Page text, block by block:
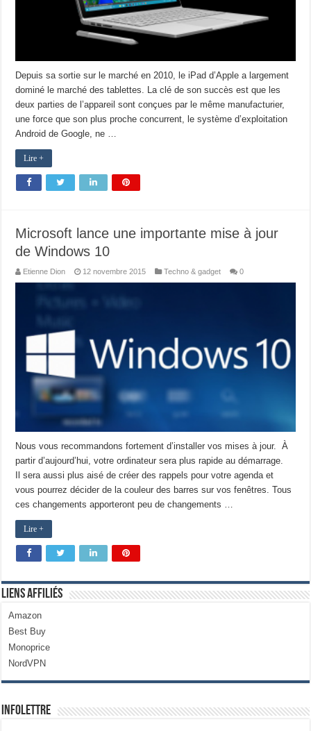
Depuis sa sortie sur le marché en 2010, le iPad d’Apple a largement
dominé le marché des tablettes. La clé de son succès est que les
deux parties de l’appareil sont conçues par le même manufacturier,
une force que son plus proche concurrent, le système d’exploitation
Android de Google, ne …
Lire +
Microsoft lance une importante mise à jour
de Windows 10
Etienne Dion 12 novembre 2015 Techno & gadget 0
Nous vous recommandons fortement d’installer vos mises à jour. À
partir d’aujourd’hui, votre ordinateur sera plus rapide au démarrage.
Il sera aussi plus aisé de créer des rappels pour votre agenda et
vous pourrez décider de la couleur des barres sur vos fenêtres. Tous
ces changements apporteront peu de changements …
Lire +
Liens Affiliés
Amazon
Best Buy
Monoprice
NordVPN
Infolettre